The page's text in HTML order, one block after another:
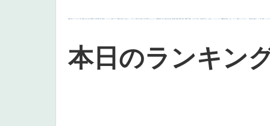
画質 last ヴィーナス 剣 白人少女 食事中 山本芳翠 麦 alciato ハーレム 女神 ローマ教皇 奥行き 火起こし シスター 東方の三博士 114514 かっこいい 受胎告知 天から覗き込む顔 設計図 挿絵 群衆 親子 裸婦 可愛い ピサロ ＃名画で学ぶ「たるみ」 ニーソックス 躍動感 黄色 こわい コート 畦道 レンブラント・ sekkusu 暖かい バブみ 靴下 ショッ
本日のランキン